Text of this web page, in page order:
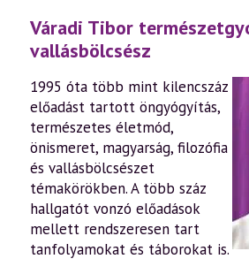
Váradi Tibor
vallásbölcsész
1995 óta több mint kilencszáz
előadást tartott öngyógyítás,
természetes életmód,
önismeret, magyarság, filozófia
és vallásbölcsészet
témakörökben. A több száz
hallgatót vonzó előadások
mellett rendszeresen tart
tanfolyamokat és táborokat is.